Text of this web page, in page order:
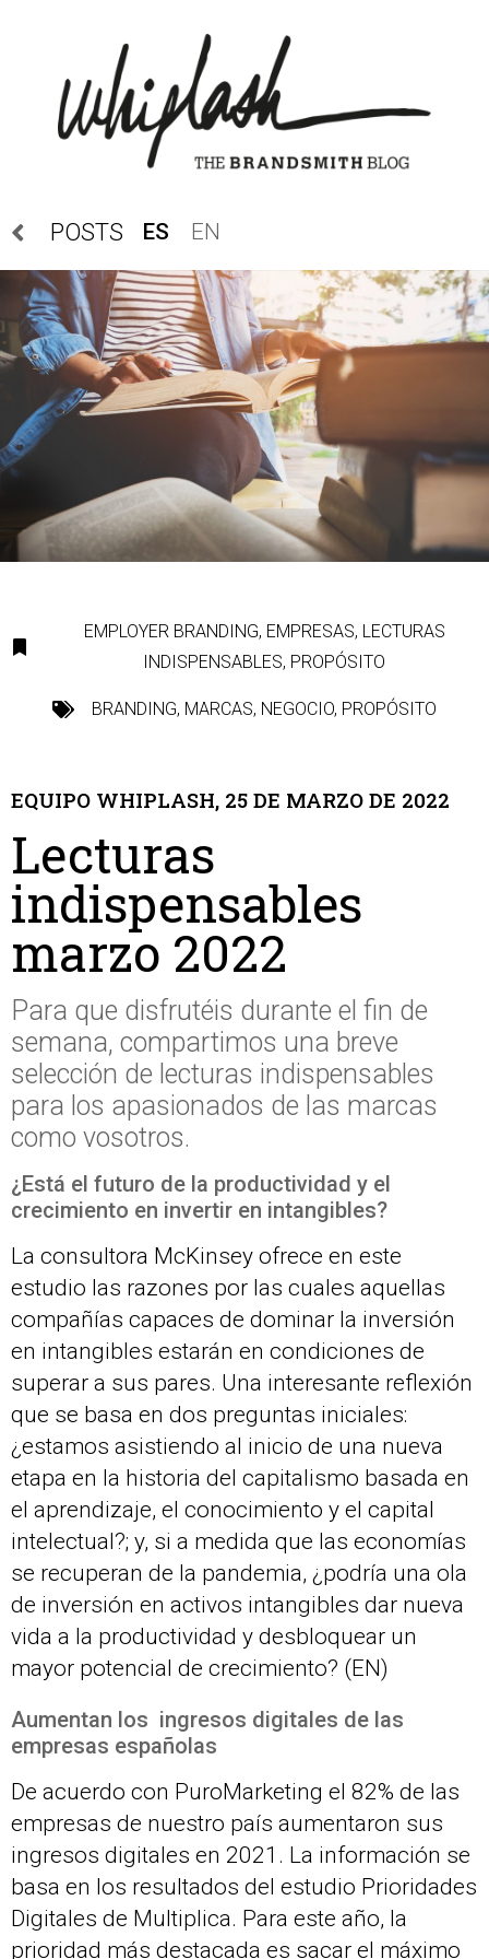
POSTS ES EN
EMPLOYER BRANDING, EMPRESAS, LECTURAS
INDISPENSABLES, PROPÓSITO
BRANDING, MARCAS, NEGOCIO, PROPÓSITO
EQUIPO WHIPLASH, 25 DE MARZO DE 2022
Lecturas
indispensables
marzo 2022
Para que disfrutéis durante el fin de
semana, compartimos una breve
selección de lecturas indispensables
para los apasionados de las marcas
como vosotros.
¿Está el futuro de la productividad y el
crecimiento en invertir en intangibles?
La consultora McKinsey ofrece en este
estudio las razones por las cuales aquellas
compañías capaces de dominar la inversión
en intangibles estarán en condiciones de
superar a sus pares. Una interesante reflexión
que se basa en dos preguntas iniciales:
¿estamos asistiendo al inicio de una nueva
etapa en la historia del capitalismo basada en
el aprendizaje, el conocimiento y el capital
intelectual?; y, si a medida que las economías
se recuperan de la pandemia, ¿podría una ola
de inversión en activos intangibles dar nueva
vida a la productividad y desbloquear un
mayor potencial de crecimiento? (EN)
Aumentan los ingresos digitales de las
empresas españolas
De acuerdo con PuroMarketing el 82% de las
empresas de nuestro país aumentaron sus
ingresos digitales en 2021. La información se
basa en los resultados del estudio Prioridades
Digitales de Multiplica. Para este año, la
prioridad más destacada es sacar el máximo